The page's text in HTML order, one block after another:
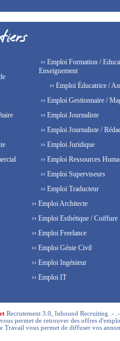
›› Emploi Formation /
Enseignement
›› Emploi Éducatrice /
›› Emploi Gestionnaire /
›› Emploi Journaliste
›› Emploi Journaliste /
›› Emploi Juridique
›› Emploi Ressources
›› Emploi Superviseurs
›› Emploi Traducteur
›› Emploi Architecte
›› Emploi Esthétique / Coiffure
›› Emploi Freelance
›› Emploi Génie Civil
›› Emploi Ingénieur
›› Emploi IT
Recrutement 3.0, Inbound Recruiting .-
vous permet de retrouver des offres
Travail vous permet de diffuser vos